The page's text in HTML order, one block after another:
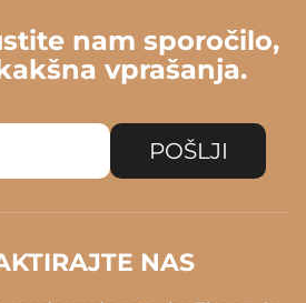
nam sporočilo,
vprašanja.
POŠLJI
NAS